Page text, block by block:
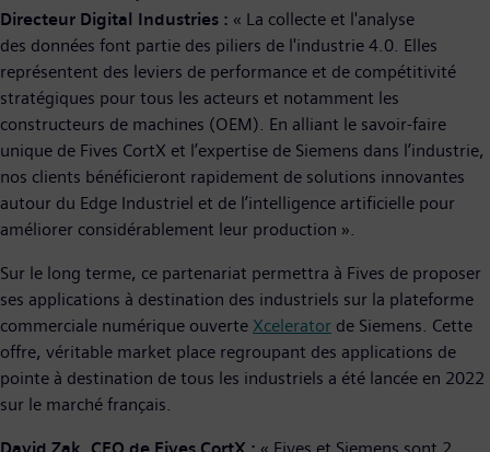
Directeur Digital Industries : « La collecte et l'analyse
des données font partie des piliers de l'industrie 4.0. Elles
représentent des leviers de performance et de compétitivité
stratégiques pour tous les acteurs et notamment les
constructeurs de machines (OEM). En alliant le savoir-faire
unique de Fives CortX et l’expertise de Siemens dans l’industrie,
nos clients bénéficieront rapidement de solutions innovantes
autour du Edge Industriel et de l’intelligence artificielle pour
améliorer considérablement leur production ».
Sur le long terme, ce partenariat permettra à Fives de proposer
ses applications à destination des industriels sur la plateforme
commerciale numérique ouverte Xcelerator de Siemens. Cette
offre, véritable market place regroupant des applications de
pointe à destination de tous les industriels a été lancée en 2022
sur le marché français.